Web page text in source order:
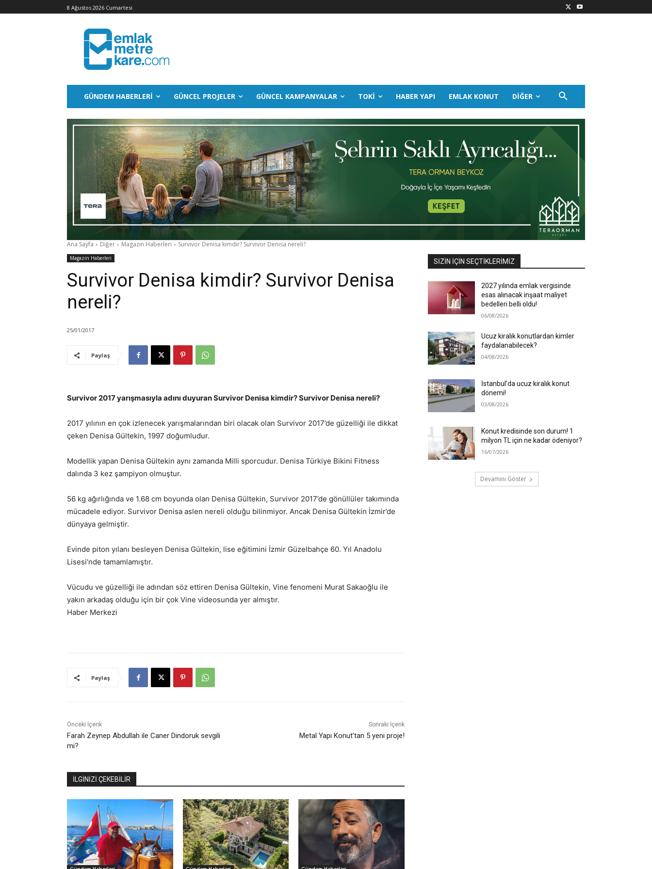
8 Ağustos 2026 Cumartesi
GÜNDEM HABERLERI GÜNCEL PROJELER GÜNCEL KAMPANYALAR TOKİ HABER YAPI EMLAK KONUT DIĞER
Ana Sayfa Diğer Magazin Haberleri Survivor Denisa kimdir? Survivor Denisa nereli?
Magazin Haberleri
Survivor Denisa kimdir? Survivor Denisa
nereli?
25/01/2017
Paylaş
Survivor 2017 yarışmasıyla adını duyuran Survivor Denisa kimdir? Survivor Denisa nereli?
2017 yılının en çok izlenecek yarışmalarından biri olacak olan Survivor 2017’de güzelliği ile dikkat
çeken Denisa Gültekin, 1997 doğumludur.
Modellik yapan Denisa Gültekin aynı zamanda Milli sporcudur. Denisa Türkiye Bikini Fitness
dalında 3 kez şampiyon olmuştur.
56 kg ağırlığında ve 1.68 cm boyunda olan Denisa Gültekin, Survivor 2017’de gönüllüler takımında
mücadele ediyor. Survivor Denisa aslen nereli olduğu bilinmiyor. Ancak Denisa Gültekin İzmir’de
dünyaya gelmiştir.
Evinde piton yılanı besleyen Denisa Gültekin, lise eğitimini İzmir Güzelbahçe 60. Yıl Anadolu
Lisesi’nde tamamlamıştır.
Vücudu ve güzelliği ile adından söz ettiren Denisa Gültekin, Vine fenomeni Murat Sakaoğlu ile
yakın arkadaş olduğu için bir çok Vine videosunda yer almıştır.
Haber Merkezi
Paylaş
Önceki İçerik
Farah Zeynep Abdullah ile Caner Dindoruk sevgili
mi?
Sonraki İçerik
Metal Yapı Konut’tan 5 yeni proje!
İLGİNİZİ ÇEKEBİLİR
SIZIN İÇIN SEÇTIKLERIMIZ
2027 yılında emlak vergisinde
esas alınacak inşaat maliyet
bedelleri belli oldu!
06/08/2026
Ucuz kiralık konutlardan kimler
faydalanabilecek?
04/08/2026
İstanbul’da ucuz kiralık konut
dönemi!
03/08/2026
Konut kredisinde son durum! 1
milyon TL için ne kadar ödeniyor?
16/07/2026
Devamını Göster